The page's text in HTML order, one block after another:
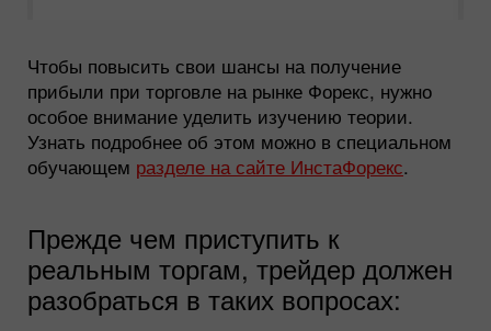
Чтобы повысить свои шансы на получение
прибыли при торговле на рынке Форекс, нужно
особое внимание уделить изучению теории.
Узнать подробнее об этом можно в специальном
обучающем разделе на сайте ИнстаФорекс.
Прежде чем приступить к
реальным торгам, трейдер должен
разобраться в таких вопросах: